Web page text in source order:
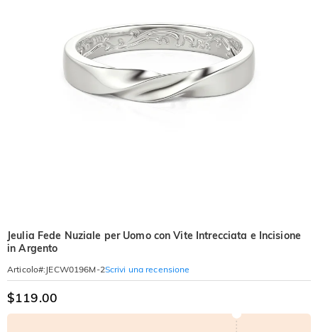
Jeulia Fede Nuziale per Uomo con Vite Intrecciata e Incisione
in Argento
Articolo#: JECW0196M-2Scrivi una recensione
$119.00